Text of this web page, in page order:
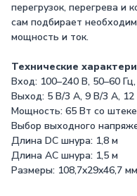
перегрузок, перегрева и
сам подбирает
мощность и ток.
Технические
Вход: 100–240 В, 50–60
Выход: 5 В/3 А, 9 В/3 А,
Мощность: 65 Вт со
Выбор выходного
Длина DC шнура: 1,8 м
Длина AC шнура: 1,5 м
Размеры: 108,7x29x46,7 мм